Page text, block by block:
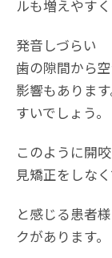
ルも増えやす
発音しづらい
歯の隙間から
影響もありま
すいでしょう。
このように開
見矯正をしなく
と感じる患者
クがあります。